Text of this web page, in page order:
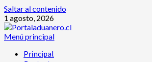
Saltar al contenido
1 agosto, 2026
Menú principal
Principal